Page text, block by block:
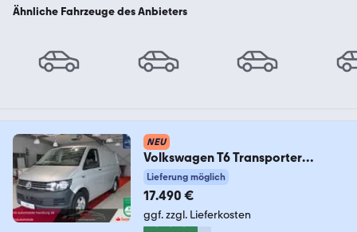
Ähnliche Fahrzeuge des Anbieters
NEU
Volkswagen T6 Transporter
Kasten-Kombi Kasten* Sitzheizung
Lieferung möglich
17.490 €
ggf. zzgl. Lieferkosten